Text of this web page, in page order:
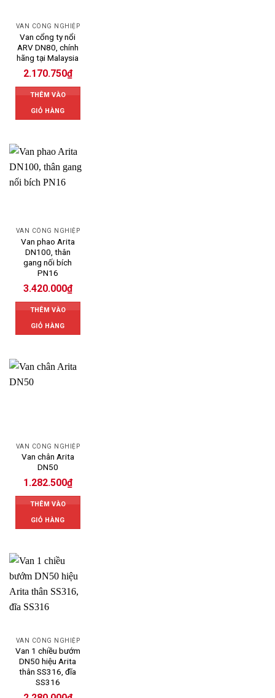
VAN CÔNG NGHIỆP
Van cổng ty nổi
ARV DN80, chính
hãng tại Malaysia
2.170.750₫
THÊM VÀO
GIỎ HÀNG
VAN CÔNG NGHIỆP
Van phao Arita
DN100, thân
gang nối bích
PN16
3.420.000₫
THÊM VÀO
GIỎ HÀNG
VAN CÔNG NGHIỆP
Van chân Arita
DN50
1.282.500₫
THÊM VÀO
GIỎ HÀNG
VAN CÔNG NGHIỆP
Van 1 chiều bướm
DN50 hiệu Arita
thân SS316, đĩa
SS316